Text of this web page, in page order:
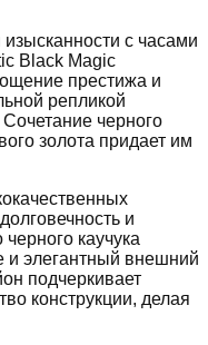
изысканности с часами
Black Magic
престижа и
репликой
черного
золота придает им
и
каучука
и элегантный внешний
подчеркивает
конструкции, делая